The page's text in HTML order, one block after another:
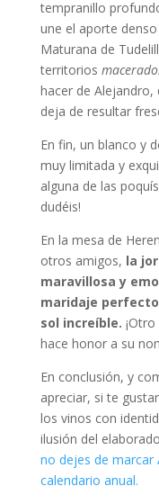
tempranillo
une el aporte
Maturana de
territorios
hacer de Alejandro,
deja de resultar
En fin, un blanco y
muy limitada y
alguna de las
dudéis!
En la mesa de
otros amigos, la
maravillosa y
maridaje
sol increíble.
hace honor a su
En conclusión, y
apreciar, si te
los vinos con
ilusión del
no dejes de marcar
calendario anual.